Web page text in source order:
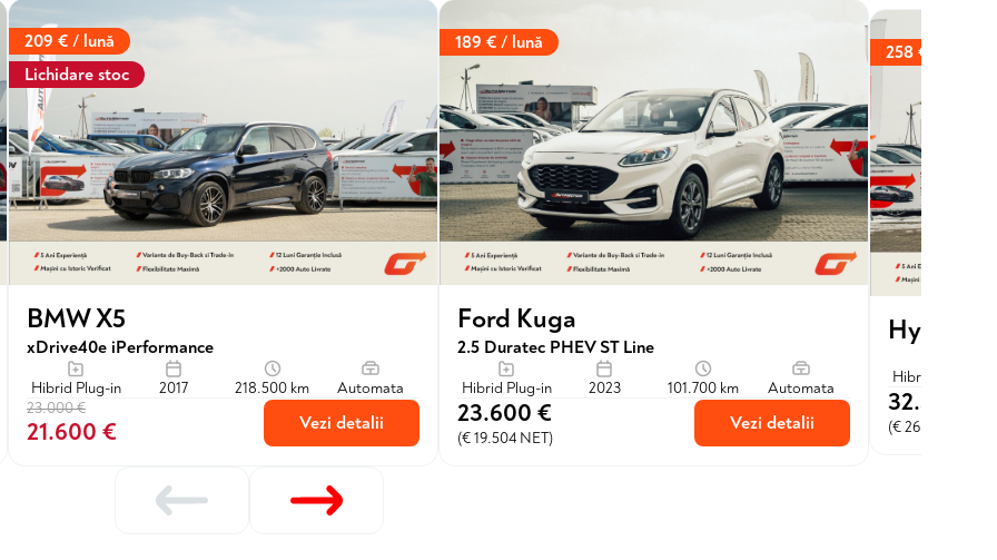
Lichidare stoc
209 € / lună
BMW X5
xDrive40e iPerformance
Hibrid Plug-in 2017 218.500 km
Automata
23.000 €
21.600 € Vezi detalii
189 € / lună
Ford Kuga
2.5 Duratec PHEV ST Line
Hibrid Plug-in 2023 101.700 km Automata
23.600 €
(€ 19.504 NET)
Vezi detalii
258 € / lună
Hyundai
Hibrid Plug-in
32.300 €
(€ 26.694 NET)